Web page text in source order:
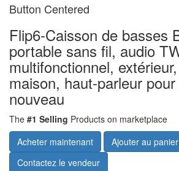
Button Centered
Flip6-Caisson de basses
portable sans fil, audio
multifonctionnel,
maison, haut-parleur
nouveau
The #1 Selling Products on marketplace